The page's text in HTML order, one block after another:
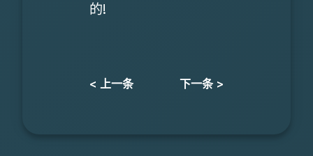
的!
< 上一条 下一条 >